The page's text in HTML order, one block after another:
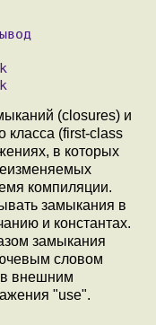
(closures) и
класса (first-class
в которых
компиляции.
замыкания в
и константах.
замыкания
словом
в внешним
"use".